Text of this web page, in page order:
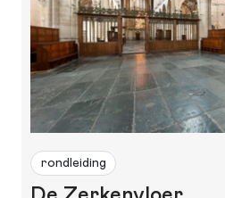
rondleiding